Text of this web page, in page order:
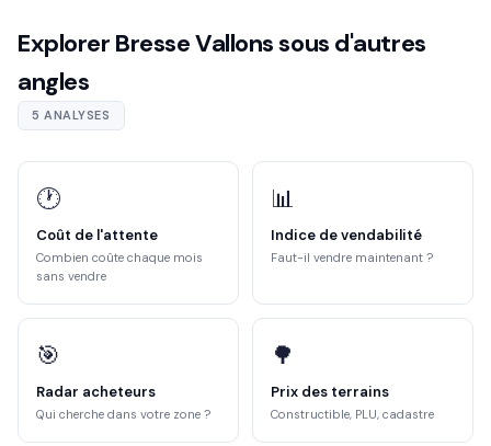
Explorer Bresse Vallons sous d'autres
angles
5 ANALYSES
🕐
Coût de l'attente
Combien coûte chaque mois
sans vendre
📊
Indice de vendabilité
Faut-il vendre maintenant ?
🎯
Radar acheteurs
Qui cherche dans votre zone ?
🌳
Prix des terrains
Constructible, PLU, cadastre